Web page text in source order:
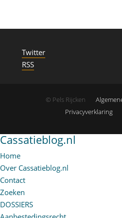
Twitter
RSS
© Pels Rijcken
Privacyverklaring
Cassatieblog.nl
Home
Over Cassatieblog.nl
Contact
Zoeken
DOSSIERS